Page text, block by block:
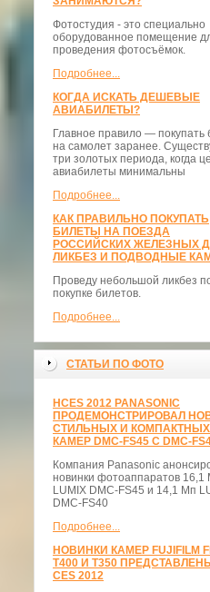
Фотостудия - это специально
оборудованное помещение
проведения фотосъёмок.
Подробнее...
КОГДА ИСКАТЬ ДЕШЕВЫЕ
АВИАБИЛЕТЫ?
Главное правило — покупать
на самолет заранее.
три золотых периода, когда
авиабилеты минимальны
Подробнее...
КАК ПРАВИЛЬНО ПОКУПАТЬ
БИЛЕТЫ НА ПОЕЗДА
РОССИЙСКИХ ЖЕЛЕЗНЫХ
ЛИКБЕЗ И ПОДВОДНЫЕ
Проведу небольшой ликбез
покупке билетов.
Подробнее...
СТАТЬИ ПО ФОТО
НCES 2012 PANASONIC
ПРОДЕМОНСТРИРОВАЛ
СТИЛЬНЫХ И КОМПАКТНЫХ
КАМЕР DMC-FS45 С DMC-
Компания Panasonic
новинки фотоаппаратов 16,1
LUMIX DMC-FS45 и 14,1 Мп
DMC-FS40
Подробнее...
НОВИНКИ КАМЕР FUJIFILM
T400 И T350
CES 2012